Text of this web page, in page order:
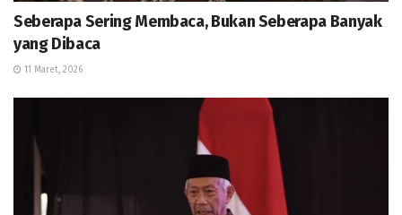
Seberapa Sering Membaca, Bukan Seberapa Banyak
yang Dibaca
11 Maret, 2026